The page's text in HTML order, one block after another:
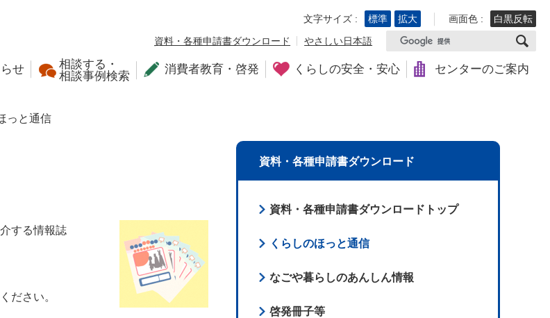
文字サイズ :
標準 拡大 画面色 :
白黒反転
資料・各種申請書ダウンロード
やさしい日本語
せ
相談する・
相談事例検索
消費者教育・啓発 くらしの安全・安心 センターのご案内
っと通信
する情報誌
ださい。
資料・各種申請書ダウンロード
資料・各種申請書ダウンロードトップ
くらしのほっと通信
なごや暮らしのあんしん情報
啓発冊子等